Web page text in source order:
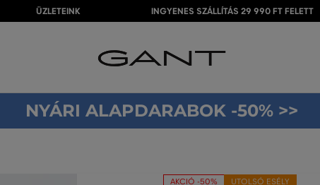
ÜZLETEINK INGYENES SZÁLLÍTÁS 29 990 FT FELETT
NYÁRI ALAPDARABOK -50% >>
AKCIÓ -50% UTOLSÓ ESÉLY